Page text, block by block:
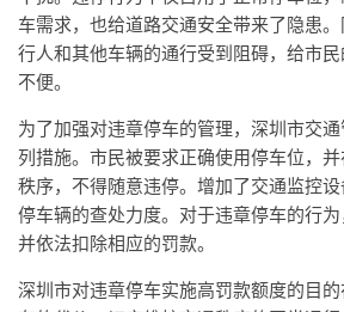
车需求，也给道路交通安全带来了隐患
行人和其他车辆的通行受到阻碍，给市
不便。
为了加强对违章停车的管理，深圳市交
列措施。市民被要求正确使用停车位，
秩序，不得随意违停。增加了交通监控
停车辆的查处力度。对于违章停车的行为
并依法扣除相应的罚款。
深圳市对违章停车实施高罚款额度的目